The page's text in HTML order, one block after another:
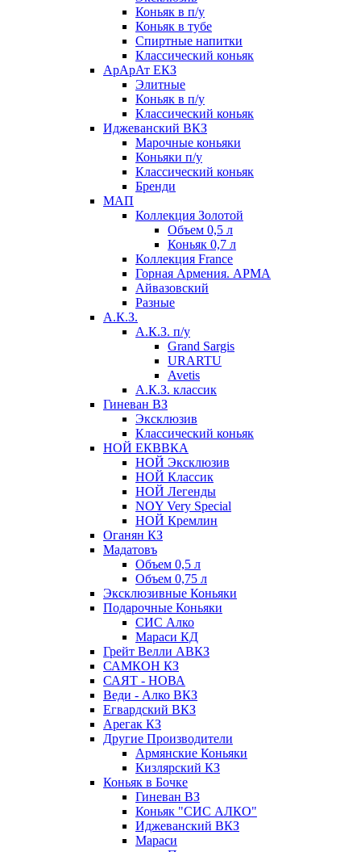
Коньяк в п/у
Коньяк в тубе
Спиртные напитки
Классический коньяк
АрАрАт ЕКЗ
Элитные
Коньяк в п/у
Классический коньяк
Иджеванский ВКЗ
Марочные коньяки
Коньяки п/у
Классический коньяк
Бренди
МАП
Коллекция Золотой
Объем 0,5 л
Коньяк 0,7 л
Коллекция France
Горная Армения. АРМА
Айвазовский
Разные
А.К.З.
А.К.З. п/у
Grand Sargis
URARTU
Avetis
А.К.З. классик
Гиневан ВЗ
Эксклюзив
Классический коньяк
НОЙ ЕКВВКА
НОЙ Эксклюзив
НОЙ Классик
НОЙ Легенды
NOY Very Speсial
НОЙ Кремлин
Оганян КЗ
Мадатовъ
Объем 0,5 л
Объем 0,75 л
Эксклюзивные Коньяки
Подарочные Коньяки
СИС Алко
Мараси КД
Грейт Велли АВКЗ
САМКОН КЗ
САЯТ - НОВА
Веди - Алко ВКЗ
Егвардский ВКЗ
Арегак КЗ
Другие Производители
Армянские Коньяки
Кизлярский КЗ
Коньяк в Бочке
Гиневан ВЗ
Коньяк "СИС АЛКО"
Иджеванский ВКЗ
Мараси